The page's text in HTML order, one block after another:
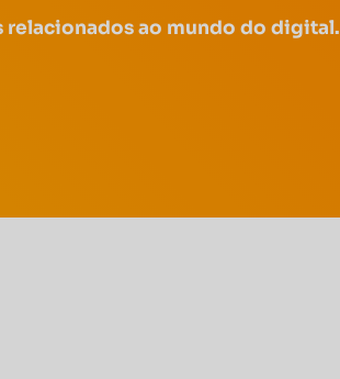
relacionados ao mundo do digital.